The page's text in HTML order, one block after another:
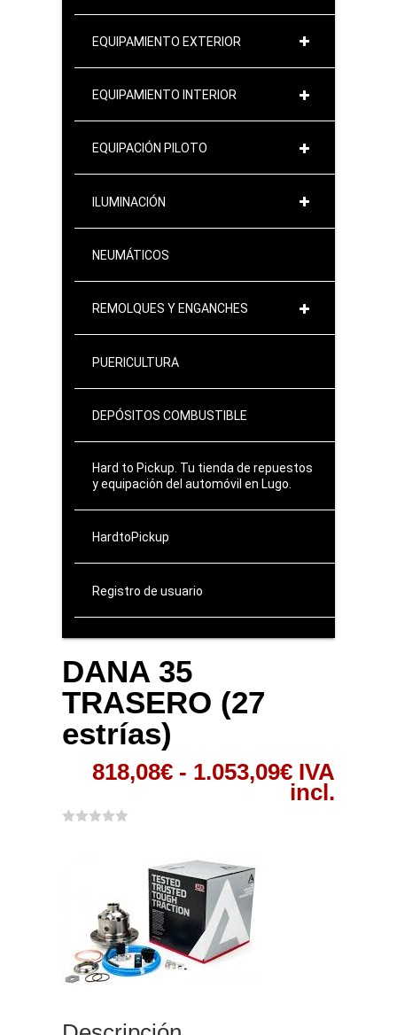
EQUIPAMIENTO EXTERIOR
EQUIPAMIENTO INTERIOR
EQUIPACIÓN PILOTO
ILUMINACIÓN
NEUMÁTICOS
REMOLQUES Y ENGANCHES
PUERICULTURA
DEPÓSITOS COMBUSTIBLE
Hard to Pickup. Tu tienda de repuestos
y equipación del automóvil en Lugo.
HardtoPickup
Registro de usuario
DANA 35
TRASERO (27
estrías)
818,08€ - 1.053,09€Rango
de
IVA
incl.